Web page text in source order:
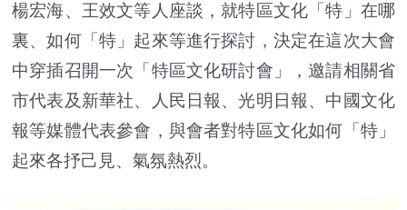
楊宏海、王效文等人座談，就特區文化「特」在哪
裏、如何「特」起來等進行探討，決定在這次大會
中穿插召開一次「特區文化研討會」，邀請相關省
市代表及新華社、人民日報、光明日報、中國文化
報等媒體代表參會，與會者對特區文化如何「特」
起來各抒己見、氣氛熱烈。